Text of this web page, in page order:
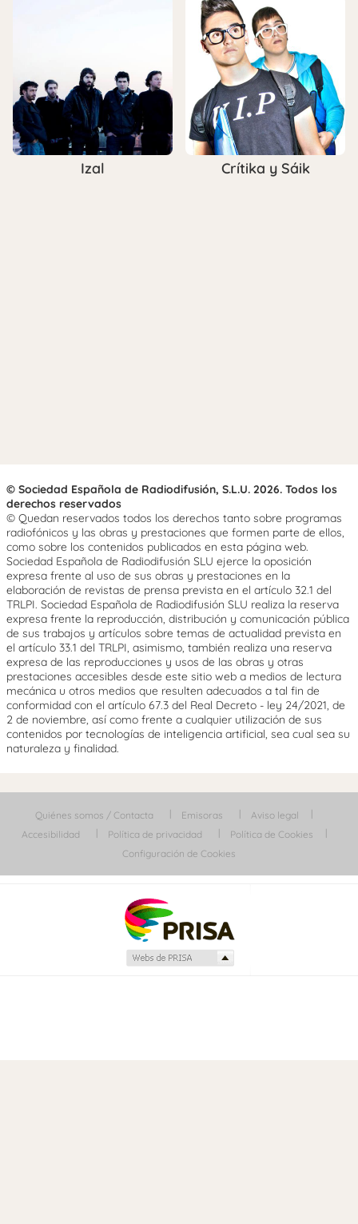
Izal Crítika y Sáik
© Sociedad Española de Radiodifusión, S.L.U. 2026. Todos los
derechos reservados
© Quedan reservados todos los derechos tanto sobre programas
radiofónicos y las obras y prestaciones que formen parte de ellos,
como sobre los contenidos publicados en esta página web.
Sociedad Española de Radiodifusión SLU ejerce la oposición
expresa frente al uso de sus obras y prestaciones en la
elaboración de revistas de prensa prevista en el artículo 32.1 del
TRLPI. Sociedad Española de Radiodifusión SLU realiza la reserva
expresa frente la reproducción, distribución y comunicación pública
de sus trabajos y artículos sobre temas de actualidad prevista en
el artículo 33.1 del TRLPI, asimismo, también realiza una reserva
expresa de las reproducciones y usos de las obras y otras
prestaciones accesibles desde este sitio web a medios de lectura
mecánica u otros medios que resulten adecuados a tal fin de
conformidad con el artículo 67.3 del Real Decreto - ley 24/2021, de
2 de noviembre, así como frente a cualquier utilización de sus
contenidos por tecnologías de inteligencia artificial, sea cual sea su
naturaleza y finalidad.
Quiénes somos / Contacta Emisoras
Aviso legal
Accesibilidad
Política de privacidad
Política de Cookies
Configuración de Cookies